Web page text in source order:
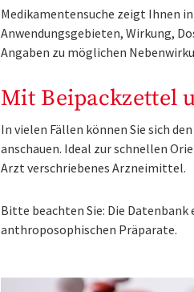
Medikamentensuche zeigt Ihnen
Anwendungsgebieten, Wirkung,
Angaben zu möglichen
Mit Beipackzettel
In vielen Fällen können Sie sich
anschauen. Ideal zur schnellen
Arzt verschriebenes Arzneimittel.
Bitte beachten Sie: Die
anthroposophischen Präparate.